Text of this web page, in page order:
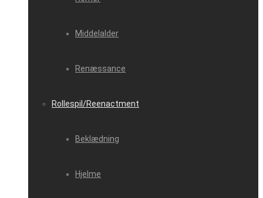
Middelalder
Renæssance
Rollespil/Reenactment
Beklædning
Hjelme